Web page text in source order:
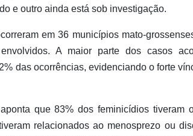
e outro ainda está sob investigação.
em 36 municípios mato-
A maior parte dos casos
das ocorrências, evidenciando o forte
que 83% dos feminicídios tiveram
relacionados ao menosprezo ou